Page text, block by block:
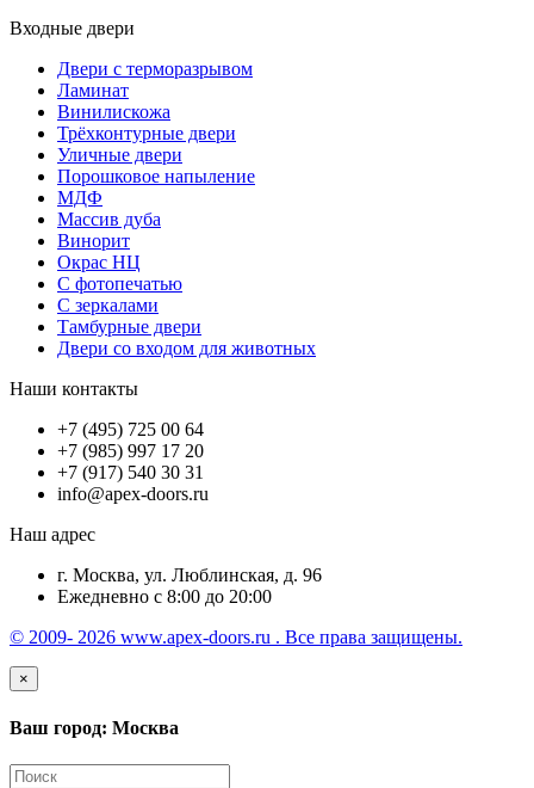
Входные двери
Двери с терморазрывом
Ламинат
Винилискожа
Трёхконтурные двери
Уличные двери
Порошковое напыление
МДФ
Массив дуба
Винорит
Окрас НЦ
С фотопечатью
С зеркалами
Тамбурные двери
Двери со входом для животных
Наши контакты
+7 (495) 725 00 64
+7 (985) 997 17 20
+7 (917) 540 30 31
info@apex-doors.ru
Наш адрес
г. Москва, ул. Люблинская, д. 96
Ежедневно с 8:00 до 20:00
© 2009- 2026 www.apex-doors.ru . Все права защищены.
×
Ваш город: Москва